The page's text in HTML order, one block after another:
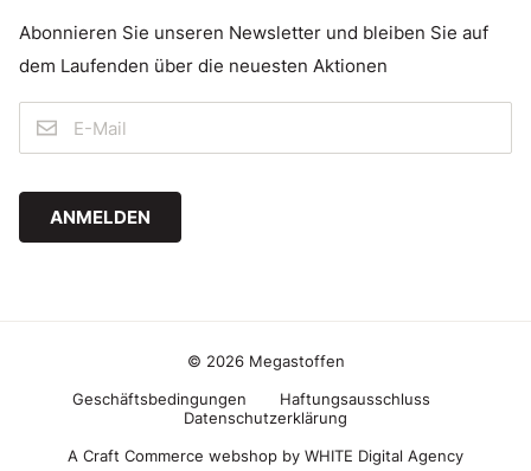
Abonnieren Sie unseren Newsletter und bleiben Sie auf
dem Laufenden über die neuesten Aktionen
ANMELDEN
© 2026 Megastoffen
A Craft Commerce webshop by WHITE Digital Agency
Geschäftsbedingungen
Haftungsausschluss
Datenschutzerklärung